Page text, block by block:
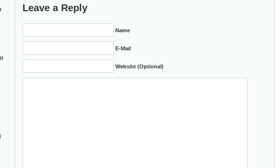
Leave a Reply
Name
E-Mail
Website (Optional)